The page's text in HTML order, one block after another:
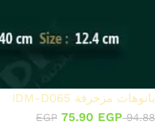
بانوهات مزخرفة IDM-D065
94.88
EGP 75.90 EGP